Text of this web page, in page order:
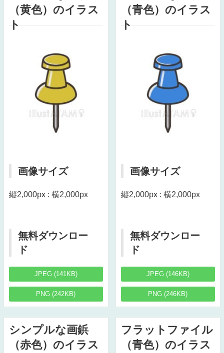
（黄色）のイラス
ト
画像サイズ
縦2,000px : 横2,000px
無料ダウンロー
ド
JPEG (141KB)
PNG (242KB)
（青色）のイラス
ト
画像サイズ
縦2,000px : 横2,000px
無料ダウンロー
ド
JPEG (146KB)
PNG (246KB)
シンプルな画鋲
（赤色）のイラス
フラットファイル
（青色）のイラス